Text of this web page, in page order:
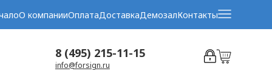
О компанииОплатаДоставкаДемозалКонтакты
8 (495) 215-11-15
info@forsign.ru